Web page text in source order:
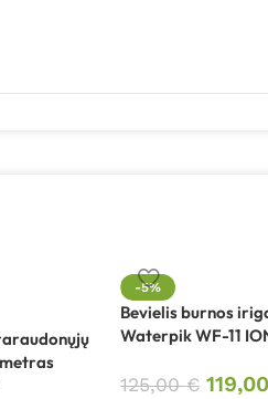
-5%
Bevielis burnos
Waterpik WF-11
125,00€